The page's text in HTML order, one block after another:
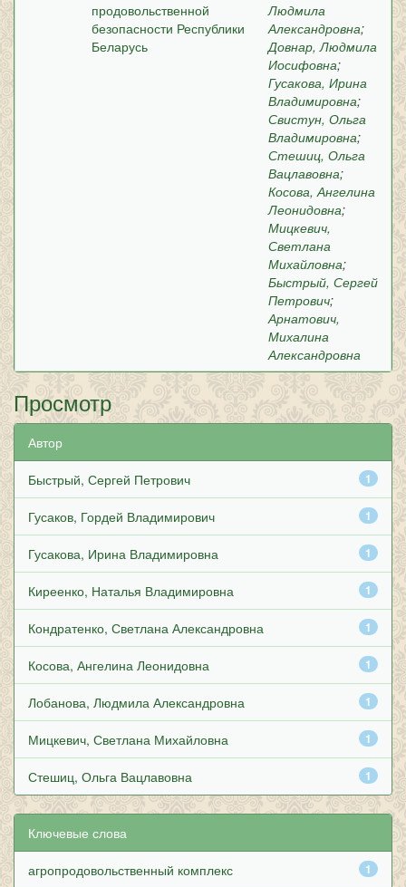
продовольственной
безопасности Республики
Беларусь
Людмила
Александровна;
Довнар, Людмила
Иосифовна;
Гусакова, Ирина
Владимировна;
Свистун, Ольга
Владимировна;
Стешиц, Ольга
Вацлавовна;
Косова, Ангелина
Леонидовна;
Мицкевич,
Светлана
Михайловна;
Быстрый, Сергей
Петрович;
Арнатович,
Михалина
Александровна
Просмотр
Автор
1
Быстрый, Сергей Петрович
1
Гусаков, Гордей Владимирович
1
Гусакова, Ирина Владимировна
1
Киреенко, Наталья Владимировна
1
Кондратенко, Светлана Александровна
1
Косова, Ангелина Леонидовна
1
Лобанова, Людмила Александровна
1
Мицкевич, Светлана Михайловна
1
Стешиц, Ольга Вацлавовна
Ключевые слова
1
агропродовольственный комплекс